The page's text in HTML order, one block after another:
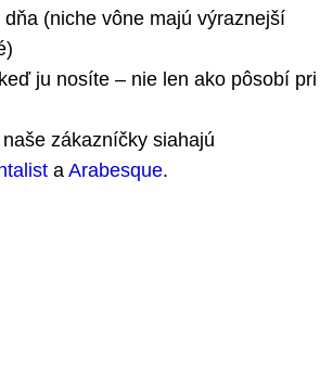
(niche vône majú výraznejší
ju nosíte – nie len ako pôsobí pri
zákazníčky siahajú
a Arabesque.